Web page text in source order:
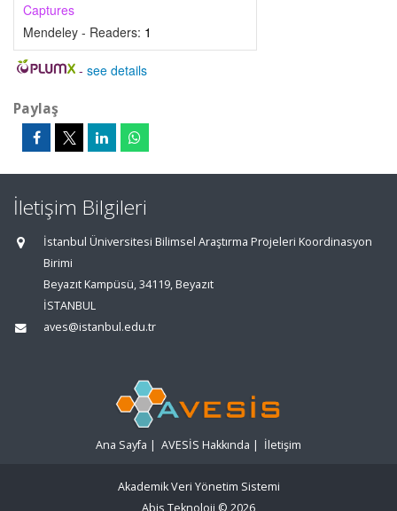
Captures
Mendeley - Readers: 1
- see details
Paylaş
İletişim Bilgileri
İstanbul Üniversitesi Bilimsel Araştırma Projeleri Koordinasyon
Birimi
Beyazıt Kampüsü, 34119, Beyazıt
İSTANBUL
aves@istanbul.edu.tr
Ana Sayfa | AVESİS Hakkında | İletişim
Akademik Veri Yönetim Sistemi
Abis Teknoloji © 2026